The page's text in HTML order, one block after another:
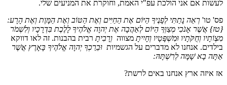
לעשות אם אני הולכת עפ"י האמת, וחוקרת את המניעים שלי.
פס' טו' רְאֵה נָתַתִּי לְפָנֶיךָ הַיּוֹם אֶת הַחַיִּים וְאֶת הַטּוֹב וְאֶת הַמָּוֶת וְאֶת הָרָע:
{טז} אֲשֶׁר אָנֹכִי מְצַוְּךָ הַיּוֹם לְאַהֲבָה אֶת יְהוָה אֱלֹהֶיךָ לָלֶכֶת בִּדְרָכָיו וְלִשְׁמֹר
מִצְוֹתָיו וְחֻקֹּתָיו וּמִשְׁפָּטָיו וְחָיִיתָ מצווה וְרָבִיתָ רבית בהבנות. זה לאו דווקא
בילדים. אנחנו לא מדברים על הגשמיות וּבֵרַכְךָ יְהוָה אֱלֹהֶיךָ בָּאָרֶץ אֲשֶׁר
אַתָּה בָא שָׁמָּה לְרִשְׁתָּהּ:
אז איזה ארץ אנחנו באים לרשת?